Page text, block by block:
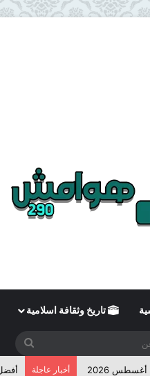
تاريخ وثقافة اسلامية
عن
أخبار عاجلة أفضل 10 هواتف في الفئة المتوسطة